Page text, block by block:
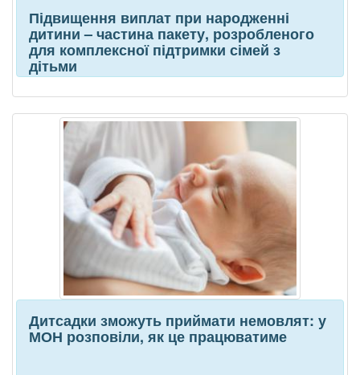
Підвищення виплат при народженні
дитини – частина пакету, розробленого
для комплексної підтримки сімей з
дітьми
Дитсадки зможуть приймати немовлят: у
МОН розповіли, як це працюватиме